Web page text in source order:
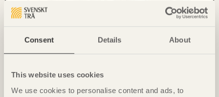
Consent Details About
This website uses cookies
We use cookies to personalise content and ads, to
NOTERAT
Ombonade reden i väggen